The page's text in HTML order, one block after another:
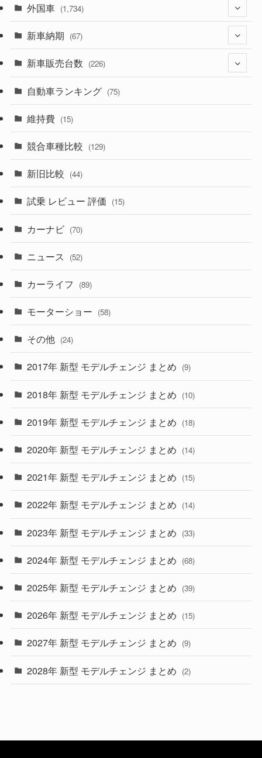
(1,320)
(329)
(525)
(356)
(328)
(194)
(230)
(253)
外国車 (1,734)
(242)
(85)
(84)
(14)
(222)
(50)
(43)
(6)
(9)
(4)
(30)
(27)
(58)
(28)
(27)
(26)
(33)
(10)
(35)
(10)
(9)
(22)
(4)
(9)
(4)
(1)
新車納期 (67)
(28)
(8)
(3)
(3)
(5)
(1)
新車販売台数 (226)
(21)
(5)
(7)
(5)
自動車ランキング (75)
維持費 (15)
競合車種比較 (129)
新旧比較 (44)
試乗 レビュー 評価 (15)
カーナビ (70)
ニュース (52)
カーライフ (89)
モーターショー (58)
その他 (24)
2017年 新型 モデルチェンジ まとめ (9)
2018年 新型 モデルチェンジ まとめ (10)
2019年 新型 モデルチェンジ まとめ (18)
2020年 新型 モデルチェンジ まとめ (14)
2021年 新型 モデルチェンジ まとめ (15)
2022年 新型 モデルチェンジ まとめ (14)
2023年 新型 モデルチェンジ まとめ (33)
2024年 新型 モデルチェンジ まとめ (68)
2025年 新型 モデルチェンジ まとめ (39)
2026年 新型 モデルチェンジ まとめ (15)
2027年 新型 モデルチェンジ まとめ (9)
2028年 新型 モデルチェンジ まとめ (2)